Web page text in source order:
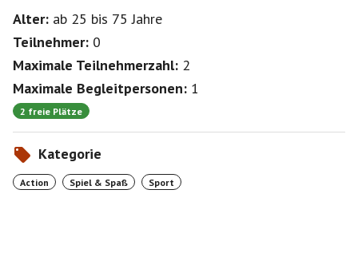
Alter: ab 25 bis 75Jahre
Teilnehmer: 0
Maximale Teilnehmerzahl: 2
Maximale Begleitpersonen: 1
2 freie Plätze
Kategorie
Action Spiel & Spaß Sport